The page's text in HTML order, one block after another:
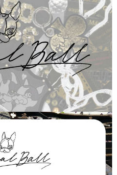
上)免運費
上)免運費
查看運費